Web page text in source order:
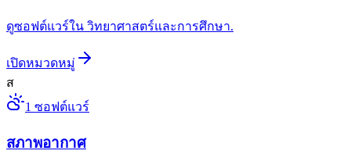
ดูซอฟต์แวร์ใน วิทยาศาสตร์และการศึกษา.
เปิดหมวดหมู่
ส
1 ซอฟต์แวร์
สภาพอากาศ